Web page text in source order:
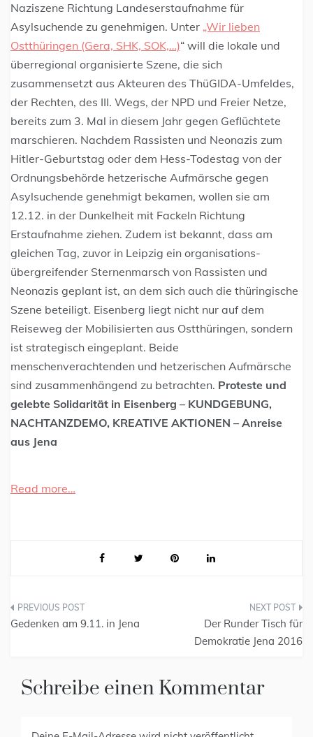
Naziszene Richtung Landeserstaufnahme für
Asylsuchende zu genehmigen. Unter „Wir lieben
Ostthüringen (Gera, SHK, SOK,…)“ will die lokale und
überregional organisierte Szene, die sich
zusammensetzt aus Akteuren des ThüGIDA-Umfeldes,
der Rechten, des III. Wegs, der NPD und Freier Netze,
bereits zum 3. Mal in diesem Jahr gegen Geflüchtete
marschieren. Nachdem Rassisten und Neonazis zum
Hitler-Geburtstag oder dem Hess-Todestag von der
Ordnungsbehörde hetzerische Aufmärsche gegen
Asylsuchende genehmigt bekamen, wollen sie am
12.12. in der Dunkelheit mit Fackeln Richtung
Erstaufnahme ziehen. Zudem ist bekannt, dass am
gleichen Tag, zuvor in Leipzig ein organisations-
übergreifender Sternenmarsch von Rassisten und
Neonazis geplant ist, an dem sich auch die thüringische
Szene beteiligt. Eisenberg liegt nicht nur auf dem
Reiseweg der Mobilisierten aus Ostthüringen, sondern
ist strategisch eingeplant. Beide
menschenverachtenden und hetzerischen Aufmärsche
sind zusammenhängend zu betrachten. Proteste und
gelebte Solidarität in Eisenberg – KUNDGEBUNG,
NACHTANZDEMO, KREATIVE AKTIONEN – Anreise
aus Jena
Read more…
Gedenken am 9.11. in Jena
Der Runder Tisch für
Demokratie Jena 2016
Schreibe einen Kommentar